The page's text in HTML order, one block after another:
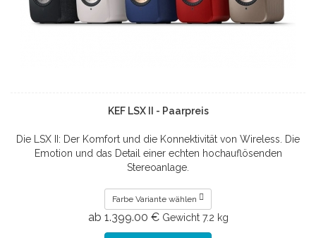
KEF LSX II - Paarpreis
Die LSX II: Der Komfort und die Konnektivität von Wireless. Die
Emotion und das Detail einer echten hochauflösenden
Stereoanlage.
Farbe Variante wählen
ab 1.399.00 € Gewicht 7.2 kg